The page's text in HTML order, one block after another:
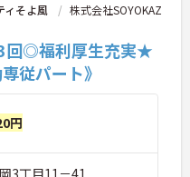
ィそよ風
株式会社SOYOKAZ
3回◎福利厚生充実★
従パート》
円
3丁目11－41